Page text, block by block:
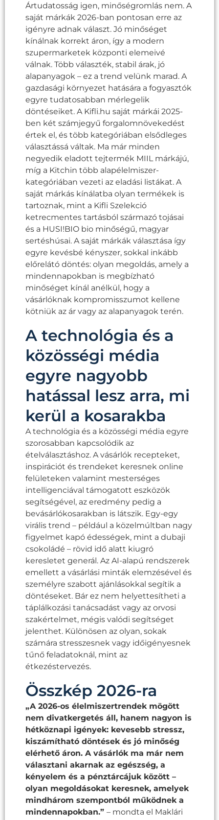
Ártudatosság igen, minőségromlás nem. A
saját márkák 2026-ban pontosan erre az
igényre adnak választ. Jó minőséget
kínálnak korrekt áron, így a modern
szupermarketek központi elemeivé
válnak. Több választék, stabil árak, jó
alapanyagok – ez a trend velünk marad. A
gazdasági környezet hatására a fogyasztók
egyre tudatosabban mérlegelik
döntéseiket. A Kifli.hu saját márkái 2025-
ben két számjegyű forgalomnövekedést
értek el, és több kategóriában elsődleges
választássá váltak. Ma már minden
negyedik eladott tejtermék MIIL márkájú,
míg a Kitchin több alapélelmiszer-
kategóriában vezeti az eladási listákat. A
saját márkás kínálatba olyan termékek is
tartoznak, mint a Kifli Szelekció
ketrecmentes tartásból származó tojásai
és a HUSI!BIO bio minőségű, magyar
sertéshúsai. A saját márkák választása így
egyre kevésbé kényszer, sokkal inkább
előrelátó döntés: olyan megoldás, amely a
mindennapokban is megbízható
minőséget kínál anélkül, hogy a
vásárlóknak kompromisszumot kellene
kötniük az ár vagy az alapanyagok terén.
A technológia és a
közösségi média
egyre nagyobb
hatással lesz arra, mi
kerül a kosarakba
A technológia és a közösségi média egyre
szorosabban kapcsolódik az
ételválasztáshoz. A vásárlók recepteket,
inspirációt és trendeket keresnek online
felületeken valamint mesterséges
intelligenciával támogatott eszközök
segítségével, az eredmény pedig a
bevásárlókosarakban is látszik. Egy-egy
virális trend – például a közelmúltban nagy
figyelmet kapó édességek, mint a dubaji
csokoládé – rövid idő alatt kiugró
keresletet generál. Az AI-alapú rendszerek
emellett a vásárlási minták elemzésével és
személyre szabott ajánlásokkal segítik a
döntéseket. Bár ez nem helyettesítheti a
táplálkozási tanácsadást vagy az orvosi
szakértelmet, mégis valódi segítséget
jelenthet. Különösen az olyan, sokak
számára stresszesnek vagy időigényesnek
tűnő feladatoknál, mint az
étkezéstervezés.
Összkép 2026-ra
„A 2026-os élelmiszertrendek mögött
nem divatkergetés áll, hanem nagyon is
hétköznapi igények: kevesebb stressz,
kiszámítható döntések és jó minőség
elérhető áron. A vásárlók ma már nem
választani akarnak az egészség, a
kényelem és a pénztárcájuk között –
olyan megoldásokat keresnek, amelyek
mindhárom szempontból működnek a
mindennapokban.” – mondta el Maklári